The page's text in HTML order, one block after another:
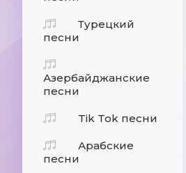
Турецкий
песни
Азербайджанские
песни
Tik Tok песни
Арабские
песни